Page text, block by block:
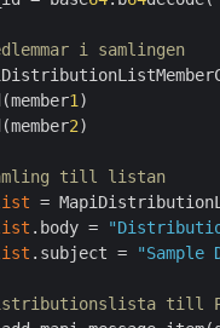
i samlingen
1
2)
till listan
=
.body =
.subject =
till